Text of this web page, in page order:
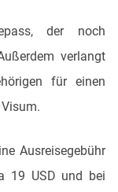
der noch
verlangt
für einen
Ausreisegebühr
19 USD und bei